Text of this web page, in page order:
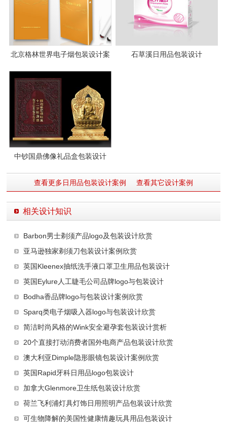
北京格林世界电子烟包装设计案
石草溪日用品包装设计
中钞国鼎佛像礼品盒包装设计
查看更多日用品包装设计案例 查看其它设计案例
相关设计知识
Barbon男士剃须产品logo及包装设计欣赏
亚马逊独家剃须刀包装设计案例欣赏
英国Kleenex抽纸洗手液口罩卫生用品包装设计
英国Eylure人工睫毛公司品牌logo与包装设计
Bodha香品牌logo与包装设计案例欣赏
Sparq类电子烟吸入器logo与包装设计欣赏
简洁时尚风格的Wink安全避孕套包装设计赏析
20个直接打动消费者国外电商产品包装设计欣赏
澳大利亚Dimple隐形眼镜包装设计案例欣赏
英国Rapid牙科日用品logo包装设计
加拿大Glenmore卫生纸包装设计欣赏
荷兰飞利浦灯具灯饰日用照明产品包装设计欣赏
可生物降解的美国性健康情趣玩具用品包装设计